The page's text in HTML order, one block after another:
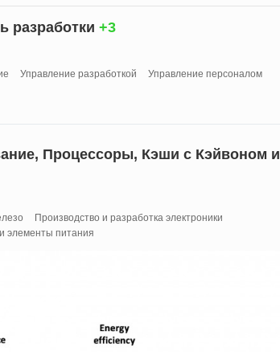
разработки +3
Управление разработкой
Управление персоналом
Процессоры, Кэши с Кэйвоном и
Производство и разработка электроники
элементы питания